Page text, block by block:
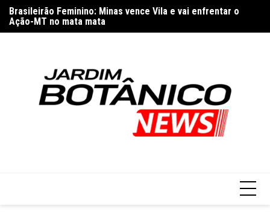
para
o
Brasileirão Feminino: Minas vence Vila e vai enfrentar o
Ação-MT no mata mata